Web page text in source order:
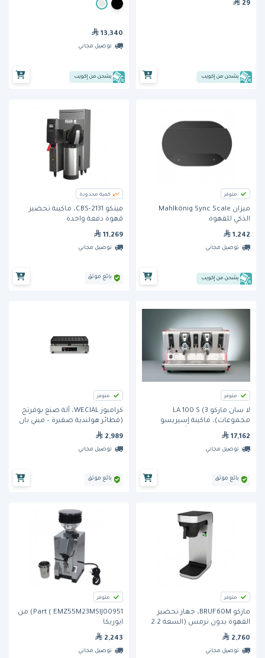
29
يشحن من إكويب
13,340
توصيل مجاني
يشحن من إكويب
متوفر
ميزان Mahlkönig Sync Scale
الذكي للقهوة
1,242
توصيل مجاني
يشحن من إكويب
كمية محدودة
فيتكو CBS-2131، ماكينة تحضير
قهوة دفعة واحدة
11,269
توصيل مجاني
بائع موثق
متوفر
لا سان ماركو LA 100 S (3
مجموعات)، ماكينة إسبريسو
تجارية تقليدية، شبه أوتوماتيكية،
مم، وغلاية بسعة 19
17,162
توصيل مجاني
بائع موثق
متوفر
كرامبوز WECIAL، آلة صنع بوفرتج
(فطائر هولندية صغيرة – ميني بان
2,989
توصيل مجاني
بائع موثق
متوفر
ماركو BRUF60M، جهاز تحضير
القهوة بدون ترمس (السعة 2.2
2,760
توصيل مجاني
متوفر
Part ( EMZ55M23MSIJ00951) من
ايوريكا
2,243
توصيل مجاني